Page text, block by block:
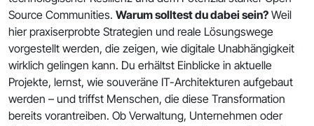
Source Communities. Warum solltest du dabei sein? Weil
hier praxiserprobte Strategien und reale Lösungswege
vorgestellt werden, die zeigen, wie digitale Unabhängigkeit
wirklich gelingen kann. Du erhältst Einblicke in aktuelle
Projekte, lernst, wie souveräne IT-Architekturen aufgebaut
werden – und triffst Menschen, die diese Transformation
bereits vorantreiben. Ob Verwaltung, Unternehmen oder